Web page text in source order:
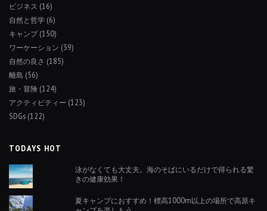
ビジネス (16)
自然と哲学 (6)
キャンプ(150)
ワーケーション (39)
自然の良さ (185)
離島 (56)
旅・冒険 (124)
アクティビティー (123)
SDGs (122)
TODAYS HOT
泳がなくても大丈夫。海のそばにいるだけで得られる驚
きの健康効果！
夏キャンプにおすすめ！標高1000m以上の場所で高原キ